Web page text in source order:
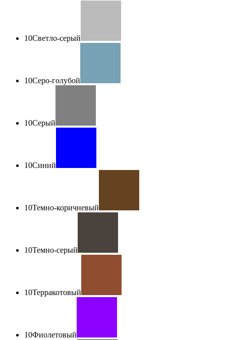
10Светло-серый
10Серо-голубой
10Серый
10Синий
10Темно-коричневый
10Темно-серый
10Терракотовый
10Фиолетовый